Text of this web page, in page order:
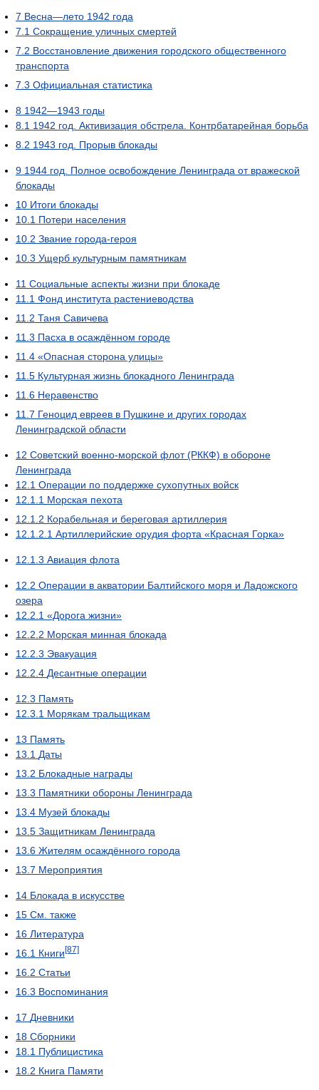
7 Весна—лето 1942 года
7.1 Сокращение уличных смертей
7.2 Восстановление движения городского общественного
транспорта
7.3 Официальная статистика
8 1942—1943 годы
8.1 1942 год. Активизация обстрела. Контрбатарейная борьба
8.2 1943 год. Прорыв блокады
9 1944 год. Полное освобождение Ленинграда от вражеской
блокады
10 Итоги блокады
10.1 Потери населения
10.2 Звание города-героя
10.3 Ущерб культурным памятникам
11 Социальные аспекты жизни при блокаде
11.1 Фонд института растениеводства
11.2 Таня Савичева
11.3 Пасха в осаждённом городе
11.4 «Опасная сторона улицы»
11.5 Культурная жизнь блокадного Ленинграда
11.6 Неравенство
11.7 Геноцид евреев в Пушкине и других городах
Ленинградской области
12 Советский военно-морской флот (РККФ) в обороне
Ленинграда
12.1 Операции по поддержке сухопутных войск
12.1.1 Морская пехота
12.1.2 Корабельная и береговая артиллерия
12.1.2.1 Артиллерийские орудия форта «Красная Горка»
12.1.3 Авиация флота
12.2 Операции в акватории Балтийского моря и Ладожского
озера
12.2.1 «Дорога жизни»
12.2.2 Морская минная блокада
12.2.3 Эвакуация
12.2.4 Десантные операции
12.3 Память
12.3.1 Морякам тральщикам
13 Память
13.1 Даты
13.2 Блокадные награды
13.3 Памятники обороны Ленинграда
13.4 Музей блокады
13.5 Защитникам Ленинграда
13.6 Жителям осаждённого города
13.7 Мероприятия
14 Блокада в искусстве
15 См. также
16 Литература
16.1 Книги [87]
16.2 Статьи
16.3 Воспоминания
17 Дневники
18 Сборники
18.1 Публицистика
18.2 Книга Памяти